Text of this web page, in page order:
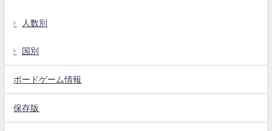
人数別
国別
ボードゲーム情報
保存版